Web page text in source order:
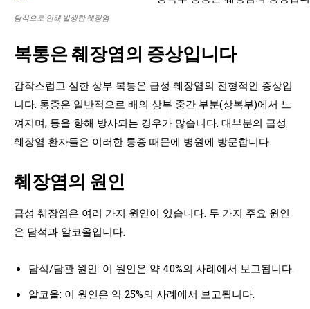
담석으로 인해 발생한 췌장염
복통은 췌장염의 증상입니다
갑작스럽고 심한 상부 복통은 급성 췌장염의 전형적인 증상입
니다. 통증은 일반적으로 배의 상부 중간 부분(상복부)에서 느
껴지며, 등을 향해 방사되는 경우가 많습니다. 대부분의 급성
췌장염 환자들은 이러한 통증 때문에 병원에 방문합니다.
췌장염의 원인
급성 췌장염은 여러 가지 원인이 있습니다. 두 가지 주요 원인
은 담석과 알코올입니다.
담석/담관 원인: 이 원인은 약 40%의 사례에서 보고됩니다.
알코올: 이 원인은 약 25%의 사례에서 보고됩니다.